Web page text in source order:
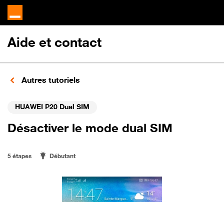
Aide et contact
Autres tutoriels
HUAWEI P20 Dual SIM
Désactiver le mode dual SIM
5 étapes Débutant